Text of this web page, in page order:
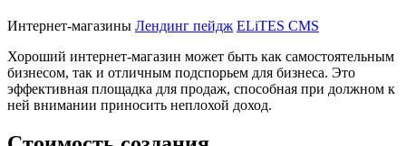
Интернет-магазины Лендинг пейдж ELiTES CMS
Хороший интернет-магазин может быть как самостоятельным
бизнесом, так и отличным подспорьем для бизнеса. Это
эффективная площадка для продаж, способная при должном к
ней внимании приносить неплохой доход.